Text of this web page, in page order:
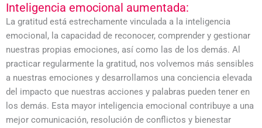
Inteligencia emocional aumentada:
La gratitud está estrechamente vinculada a la inteligencia
emocional, la capacidad de reconocer, comprender y gestionar
nuestras propias emociones, así como las de los demás. Al
practicar regularmente la gratitud, nos volvemos más sensibles
a nuestras emociones y desarrollamos una conciencia elevada
del impacto que nuestras acciones y palabras pueden tener en
los demás. Esta mayor inteligencia emocional contribuye a una
mejor comunicación, resolución de conflictos y bienestar